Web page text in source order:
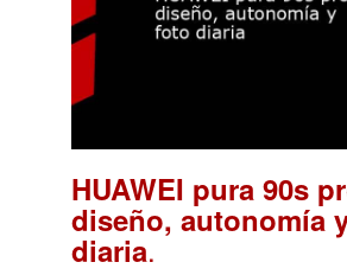
HUAWEI pura 90s
diseño, autonomía
diaria.